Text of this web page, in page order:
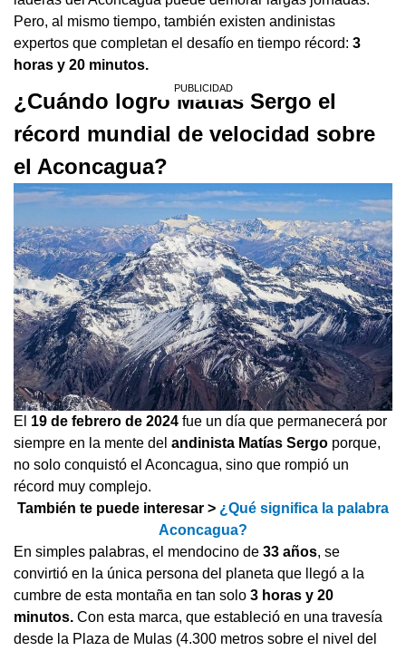
Pero, al mismo tiempo, también existen andinistas
expertos que completan el desafío en tiempo récord: 3
horas y 20 minutos.
¿Cuándo logró Matías Sergo el
récord mundial de velocidad sobre
el Aconcagua?
El 19 de febrero de 2024 fue un día que permanecerá por
siempre en la mente del andinista Matías Sergo porque,
no solo conquistó el Aconcagua, sino que rompió un
récord muy complejo.
También te puede interesar > ¿Qué significa la palabra
Aconcagua?
En simples palabras, el mendocino de 33 años, se
convirtió en la única persona del planeta que llegó a la
cumbre de esta montaña en tan solo 3 horas y 20
minutos. Con esta marca, que estableció en una travesía
desde la Plaza de Mulas (4.300 metros sobre el nivel del